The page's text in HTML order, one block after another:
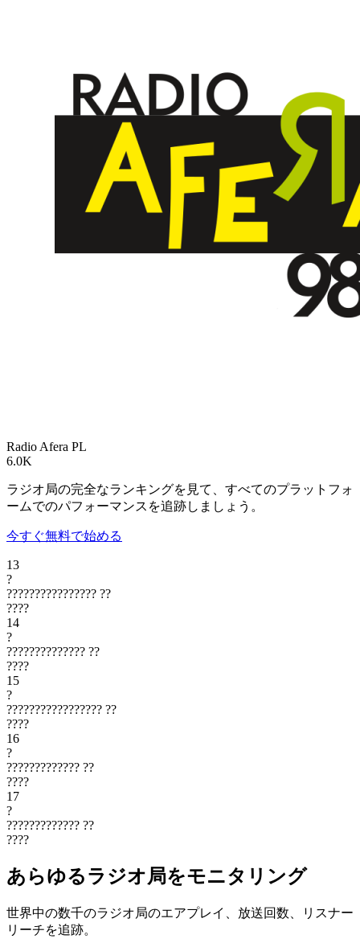
Radio Afera PL
6.0K
ラジオ局の完全なランキングを見て、すべてのプラットフォ
ームでのパフォーマンスを追跡しましょう。
今すぐ無料で始める
13
?
???????????????? ??
????
14
?
?????????????? ??
????
15
?
????????????????? ??
????
16
?
????????????? ??
????
17
?
????????????? ??
????
あらゆるラジオ局をモニタリング
世界中の数千のラジオ局のエアプレイ、放送回数、リスナー
リーチを追跡。